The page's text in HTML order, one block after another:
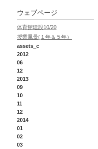
ウェブページ
体育館建設10/20
授業風景(１年＆５年）
assets_c
2012
06
12
2013
09
10
11
12
2014
01
02
03